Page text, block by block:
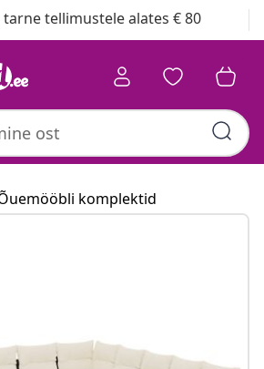
tarne tellimustele alates € 80
komplektid